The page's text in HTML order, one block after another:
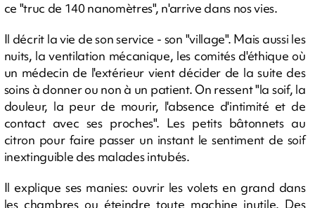
ce "truc de 140 nanomètres", n'arrive dans nos vies.
Il décrit la vie de son service - son "village". Mais aussi les
nuits, la ventilation mécanique, les comités d'éthique où
un médecin de l'extérieur vient décider de la suite des
soins à donner ou non à un patient. On ressent "la soif, la
douleur, la peur de mourir, l'absence d'intimité et de
contact avec ses proches". Les petits bâtonnets au
citron pour faire passer un instant le sentiment de soif
inextinguible des malades intubés.
Il explique ses manies: ouvrir les volets en grand dans
les chambres ou éteindre toute machine inutile. Des